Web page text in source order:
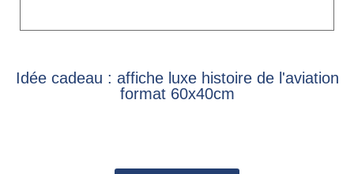
Idée cadeau : affiche luxe histoire de l'aviation
format 60x40cm